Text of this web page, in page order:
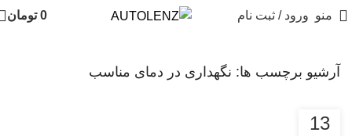
منو ورود / ثبت نام 0 تومان
آرشیو برچسب ها: نگهداری در دمای مناسب
13
اطلاعات عمومی